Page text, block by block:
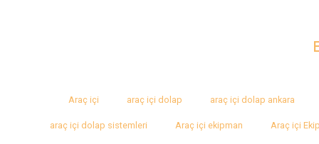
Araç içi araç içi dolap araç içi dolap ankara
araç içi dolap sistemleri Araç içi ekipman Araç içi